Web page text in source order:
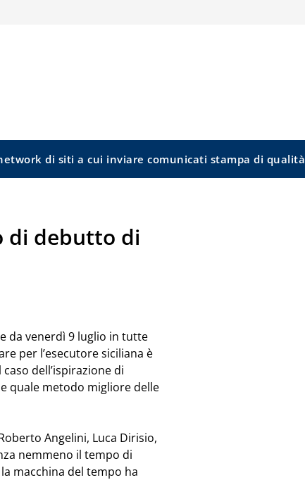
di siti a cui inviare comunicati stampa di qualità
di debutto di
da venerdì 9 luglio in tutte
per l’esecutore siciliana è
dell’ispirazione di
quale metodo migliore delle
Angelini, Luca Dirisio,
nemmeno il tempo di
macchina del tempo ha